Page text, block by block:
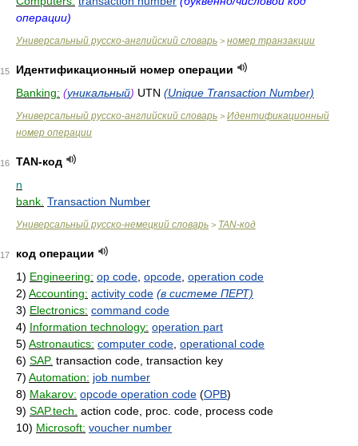
операции)
Универсальный русско-английский словарь > номер транзакции
15
Идентификационный номер операции
Banking: (уникальный) UTN (Unique Transaction Number)
Универсальный русско-английский словарь > Идентификационный
номер операции
16
TAN-код
n
bank. Transaction Number
Универсальный русско-немецкий словарь > TAN-код
17
код операции
1) Engineering: op code opcode operation code
2) Accounting: activity code (в системе ПЕРТ)
3) Electronics: command code
4) Information technology: operation part
5) Astronautics: computer code operational code
6) SAP. transaction code, transaction key
7) Automation: job number
8) Makarov: opcode operation code (OPB)
9) SAP.tech. action code, proc. code, process code
10) Microsoft: voucher number